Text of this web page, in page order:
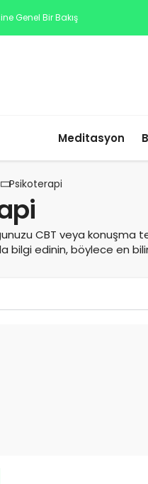
Genel Bir Bakış
Meditasyon
Psikoterapi
CBT veya
bilgi edinin, böylece en